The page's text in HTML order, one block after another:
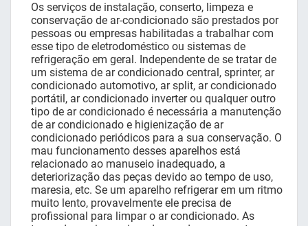
Os serviços de instalação, conserto, limpeza e
conservação de ar-condicionado são prestados por
pessoas ou empresas habilitadas a trabalhar com
esse tipo de eletrodoméstico ou sistemas de
refrigeração em geral. Independente de se tratar de
um sistema de ar condicionado central, sprinter, ar
condicionado automotivo, ar split, ar condicionado
portátil, ar condicionado inverter ou qualquer outro
tipo de ar condicionado é necessária a manutenção
de ar condicionado e higienização de ar
condicionado periódicos para a sua conservação. O
mau funcionamento desses aparelhos está
relacionado ao manuseio inadequado, a
deteriorização das peças devido ao tempo de uso,
maresia, etc. Se um aparelho refrigerar em um ritmo
muito lento, provavelmente ele precisa de
profissional para limpar o ar condicionado. As